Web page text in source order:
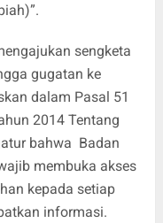
sengketa
gugatan ke
dalam Pasal 51
2014 Tentang
bahwa Badan
membuka akses
kepada setiap
informasi.